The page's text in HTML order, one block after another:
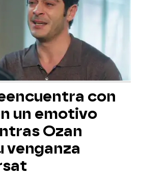
con
un emotivo
Ozan
venganza